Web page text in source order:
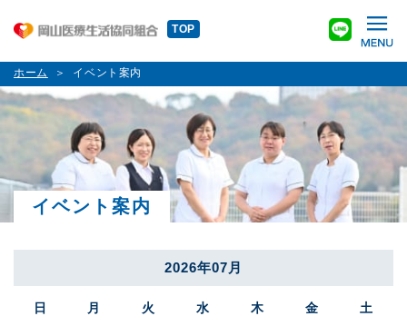
TOP
ホーム イベント案内
イベント案内
2026年07月
日 月 火 水 木 金 土